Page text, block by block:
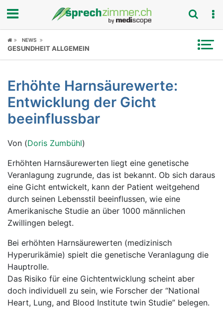
Fokus
Symptome
Untersuchungen
News
Ratgeber
Rubriken
NEWS
GESUNDHEIT ALLGEMEIN
Erhöhte Harnsäurewerte:
Entwicklung der Gicht
beeinflussbar
Von (Doris Zumbühl)
Erhöhten Harnsäurewerten liegt eine genetische
Veranlagung zugrunde, das ist bekannt. Ob sich daraus
eine Gicht entwickelt, kann der Patient weitgehend
durch seinen Lebensstil beeinflussen, wie eine
Amerikanische Studie an über 1000 männlichen
Zwillingen belegt.
Bei erhöhten Harnsäurewerten (medizinisch
Hyperurikämie) spielt die genetische Veranlagung die
Hauptrolle.
Das Risiko für eine Gichtentwicklung scheint aber
doch individuell zu sein, wie Forscher der “National
Heart, Lung, and Blood Institute twin Studie” belegen.